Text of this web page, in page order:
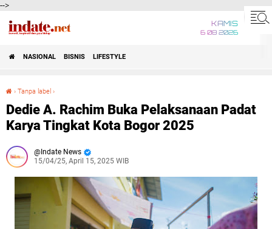
-->
KAMIS
6 08 2026
NASIONAL BISNIS LIFESTYLE
› Tanpa label ›
Dedie A. Rachim Buka Pelaksanaan Padat
Karya Tingkat Kota Bogor 2025
Indate News
15/04/25, April 15, 2025 WIB